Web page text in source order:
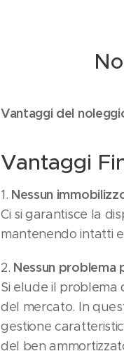
Vantaggi del
Vantaggi
1. Nessun
Ci si garantisce la
mantenendo intatti
2. Nessun problema
Si elude il problema
del mercato. In
gestione
del ben